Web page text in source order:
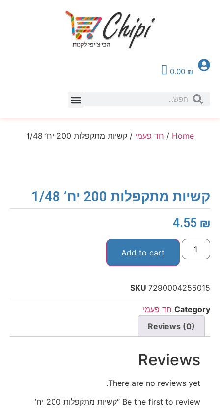
0.00 ₪
Home
/ חד פעמי / קשיות מתקפלות 200 יח’ 1/48
קשיות מתקפלות 200 יח’ 1/48
4.55 ₪
Add to cart
SKU 7290004255015
Category חד פעמי
Reviews (0)
Reviews
There are no reviews yet.
Be the first to review “קשיות מתקפלות 200 יח’